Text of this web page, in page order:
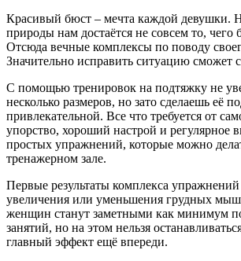
Красивый бюст – мечта каждой девушки.
природы нам достаётся не совсем то, чего
Отсюда вечные комплексы по поводу
Значительно исправить ситуацию сможет
С помощью тренировок на подтяжку не
несколько размеров, но зато сделаешь её
привлекательной. Все что требуется от
упорство, хороший настрой и регулярное
простых упражнений, которые можно
тренажерном зале.
Первые результаты комплекса упражнений
увеличения или уменьшения грудных
женщин станут заметными как минимум
занятий, но на этом нельзя
главный эффект ещё впереди.